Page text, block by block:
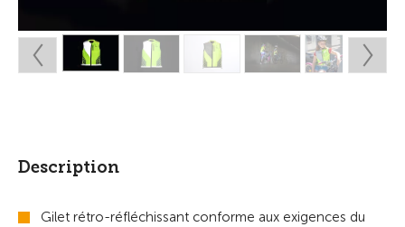
Description
Gilet rétro-réfléchissant conforme aux exigences du